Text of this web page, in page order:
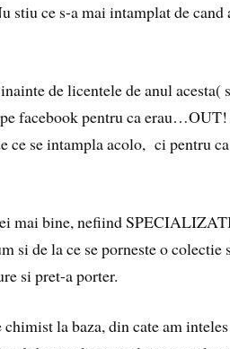
stiu ce s-a mai intamplat de
de licentele de anul acesta(
pe facebook pentru ca
ce se intampla acolo, ci pentru
mai bine, nefiind
si de la ce se porneste o colectie
si pret-a porter.
chimist la baza, din cate am